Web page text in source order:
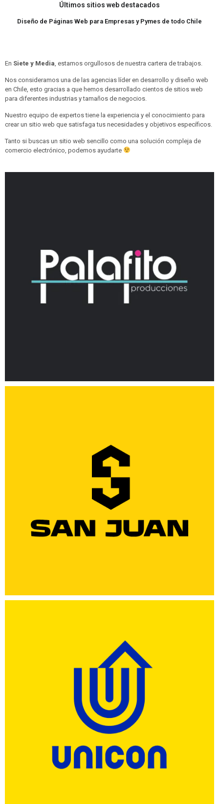
Últimos sitios web destacados
Diseño de Páginas Web para Empresas y Pymes de todo Chile
En Siete y Media , estamos orgullosos de nuestra cartera de trabajos.
Nos consideramos una de las agencias líder en desarrollo y diseño web
en Chile, esto gracias a que hemos desarrollado cientos de sitios web
para diferentes industrias y tamaños de negocios.
Nuestro equipo de expertos tiene la experiencia y el conocimiento para
crear un sitio web que satisfaga tus necesidades y objetivos específicos.
Tanto si buscas un sitio web sencillo como una solución compleja de
comercio electrónico, podemos ayudarte